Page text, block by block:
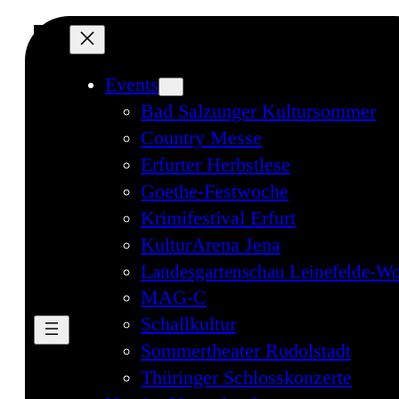
Events
Bad Salzunger Kultursommer
Country Messe
Erfurter Herbstlese
Goethe-Festwoche
Krimifestival Erfurt
KulturArena Jena
Landesgartenschau Leinefelde-
MAG-C
Schallkultur
Sommertheater Rudolstadt
Thüringer Schlosskonzerte